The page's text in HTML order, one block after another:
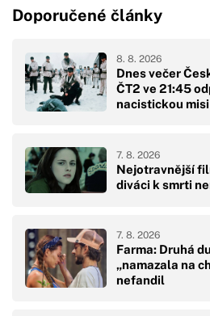
Doporučené články
Dnes večer
ČT2 ve 21:45
nacistickou misi
8. 8. 2026
Nejotravnější
diváci k smrti
7. 8. 2026
Farma: Druhá
„namazala na
nefandil
7. 8. 2026